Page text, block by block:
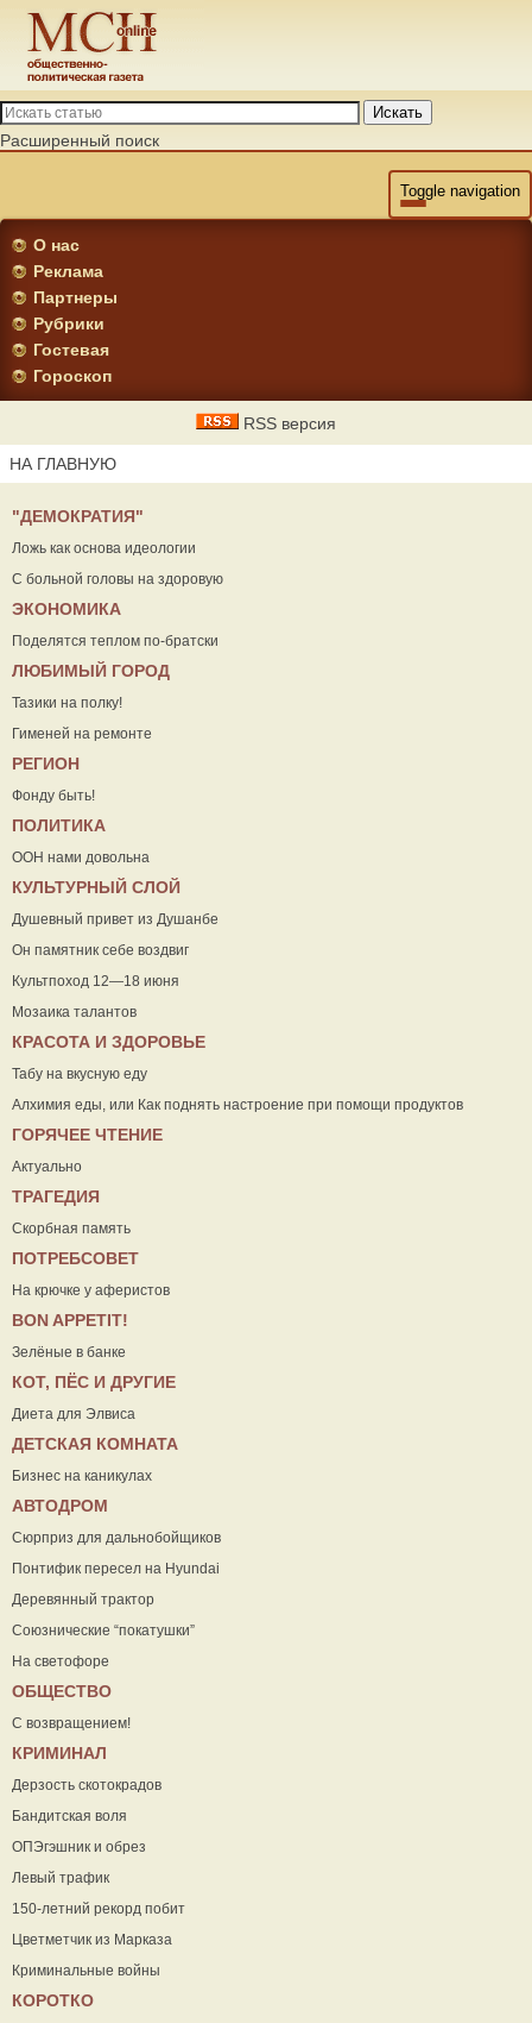
Искать
Расширенный поиск
Toggle navigation
О нас
Реклама
Партнеры
Рубрики
Гостевая
Гороскоп
RSS версия
НА ГЛАВНУЮ
"ДЕМОКРАТИЯ"
Ложь как основа идеологии
С больной головы на здоровую
ЭКОНОМИКА
Поделятся теплом по-братски
ЛЮБИМЫЙ ГОРОД
Тазики на полку!
Гименей на ремонте
РЕГИОН
Фонду быть!
ПОЛИТИКА
ООН нами довольна
КУЛЬТУРНЫЙ СЛОЙ
Душевный привет из Душанбе
Он памятник себе воздвиг
Культпоход 12—18 июня
Мозаика талантов
КРАСОТА И ЗДОРОВЬЕ
Табу на вкусную еду
Алхимия еды, или Как поднять настроение при помощи продуктов
ГОРЯЧЕЕ ЧТЕНИЕ
Актуально
ТРАГЕДИЯ
Скорбная память
ПОТРЕБСОВЕТ
На крючке у аферистов
ВON APPETIT!
Зелёные в банке
КОТ, ПЁС И ДРУГИЕ
Диета для Элвиса
ДЕТСКАЯ КОМНАТА
Бизнес на каникулах
АВТОДРОМ
Сюрприз для дальнобойщиков
Понтифик пересел на Hyundai
Деревянный трактор
Союзнические “покатушки”
На светофоре
ОБЩЕСТВО
С возвращением!
КРИМИНАЛ
Дерзость скотокрадов
Бандитская воля
ОПЭгэшник и обрез
Левый трафик
150-летний рекорд побит
Цветметчик из Марказа
Криминальные войны
КОРОТКО